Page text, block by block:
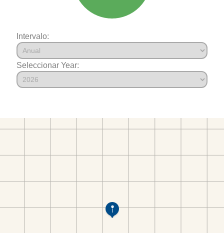
Intervalo:
Seleccionar Year: